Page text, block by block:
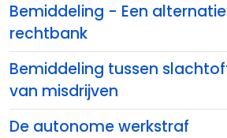
Bemiddeling - Een
rechtbank
Bemiddeling tussen
van misdrijven
De autonome werkstraf